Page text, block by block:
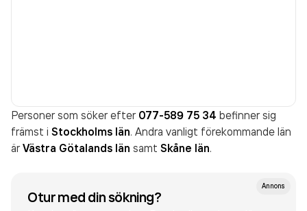
Personer som söker efter 077-589 75 34 befinner sig
främst i Stockholms län. Andra vanligt förekommande län
är Västra Götalands län samt Skåne län.
Annons
Otur med din sökning?